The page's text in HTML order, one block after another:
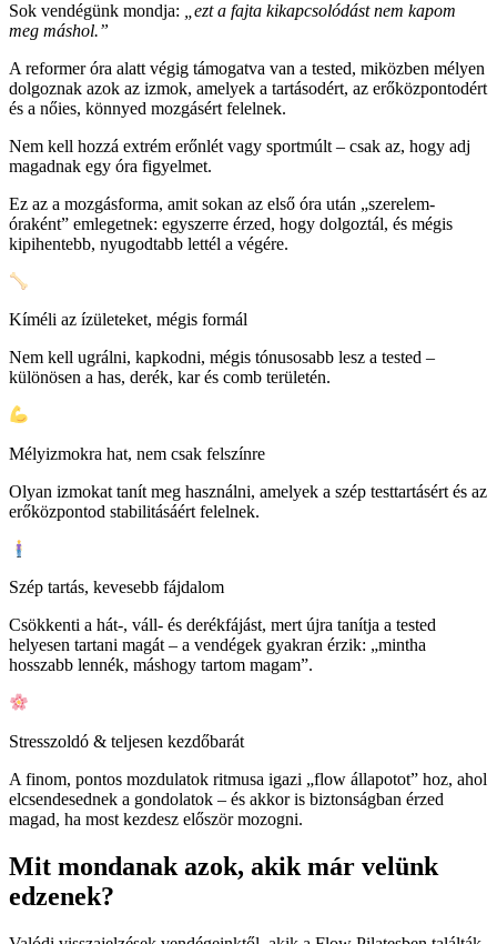
Sok vendégünk mondja:
„ezt a fajta kikapcsolódást nem kapom
meg máshol.”
A reformer óra alatt végig támogatva van a tested, miközben mélyen
dolgoznak azok az izmok, amelyek a tartásodért, az erőközpontodért
és a nőies, könnyed mozgásért felelnek.
Nem kell hozzá extrém erőnlét vagy sportmúlt – csak az, hogy adj
magadnak egy óra figyelmet.
Ez az a mozgásforma, amit sokan az első óra után „szerelem-
óraként” emlegetnek: egyszerre érzed, hogy dolgoztál, és mégis
kipihentebb, nyugodtabb lettél a végére.
Kíméli az ízületeket, mégis formál
Nem kell ugrálni, kapkodni, mégis tónusosabb lesz a tested –
különösen a has, derék, kar és comb területén.
Mélyizmokra hat, nem csak felszínre
Olyan izmokat tanít meg használni, amelyek a szép testtartásért és az
erőközpontod stabilitásáért felelnek.
Szép tartás, kevesebb fájdalom
Csökkenti a hát-, váll- és derékfájást, mert újra tanítja a tested
helyesen tartani magát – a vendégek gyakran érzik: „mintha
hosszabb lennék, máshogy tartom magam”.
Stresszoldó & teljesen kezdőbarát
A finom, pontos mozdulatok ritmusa igazi „flow állapotot” hoz, ahol
elcsendesednek a gondolatok – és akkor is biztonságban érzed
magad, ha most kezdesz először mozogni.
Mit mondanak azok, akik már velünk
edzenek?